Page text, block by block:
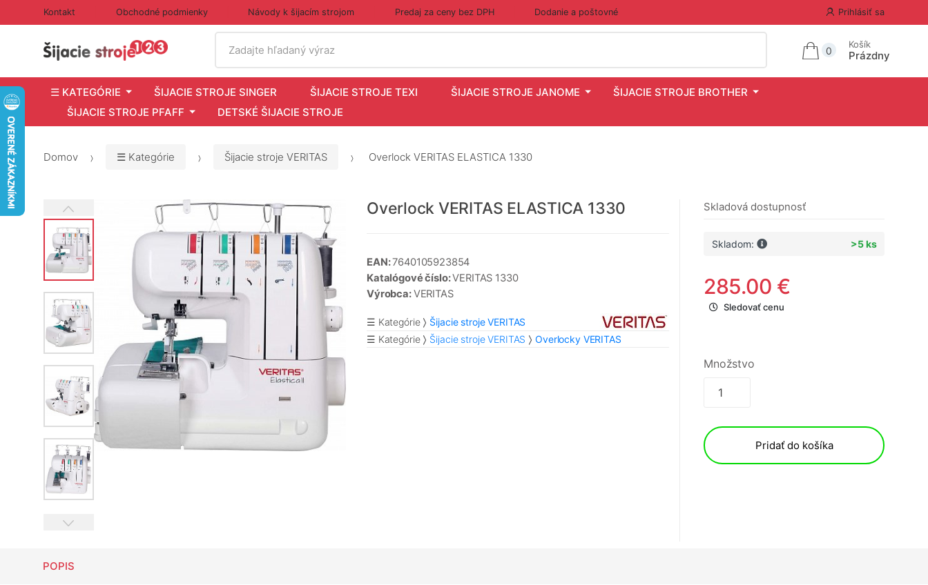
Kontakt Obchodné podmienky Návody k šijacím strojom Predaj za ceny bez DPH Dodanie a poštovné Prihlásiť sa
Zadajte hľadaný výraz
0
Košík
Prázdny
☰ KATEGÓRIE ŠIJACIE STROJE SINGER ŠIJACIE STROJE TEXI ŠIJACIE STROJE JANOME
ŠIJACIE STROJE BROTHER
ŠIJACIE STROJE PFAFF
DETSKÉ ŠIJACIE STROJE
Domov ☰ Kategórie Šijacie stroje VERITAS Overlock VERITAS ELASTICA 1330
Overlock VERITAS ELASTICA 1330
EAN:7640105923854
Katalógové číslo:VERITAS 1330
Výrobca:VERITAS
☰ Kategórie
Šijacie stroje VERITAS
☰ Kategórie
Šijacie stroje VERITAS Overlocky VERITAS
Skladová dostupnosť
Skladom: >5 ks
285.00 €
Sledovať cenu
Množstvo
Pridať do košíka
POPIS